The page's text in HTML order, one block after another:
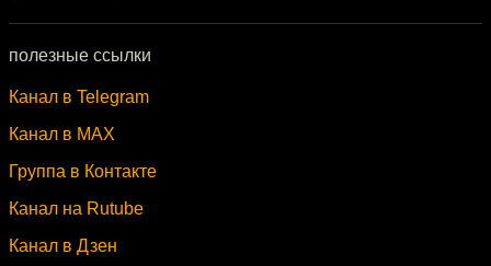
полезные ссылки
Канал в Telegram
Канал в MAX
Группа в Контакте
Канал на Rutube
Канал в Дзен